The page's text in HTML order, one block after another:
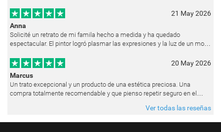
21 May 2026
Anna
Solicité un retrato de mi famila hecho a medida y ha quedado
espectacular. El pintor logró plasmar las expresiones y la luz de un modo
20 May 2026
Marcus
Un trato excepcional y un producto de una estética preciosa. Una
compra totalmente recomendable y que pienso repetir seguro en el
Ver todas las reseñas